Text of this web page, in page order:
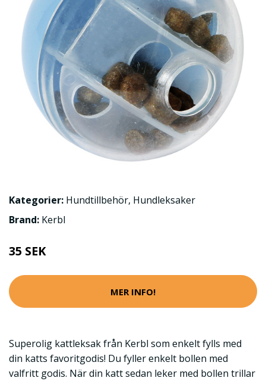
Kategorier: Hundtillbehör, Hundleksaker
Brand: Kerbl
35 SEK
MER INFO!
Superolig kattleksak från Kerbl som enkelt fylls med
din katts favoritgodis! Du fyller enkelt bollen med
valfritt godis. När din katt sedan leker med bollen trillar